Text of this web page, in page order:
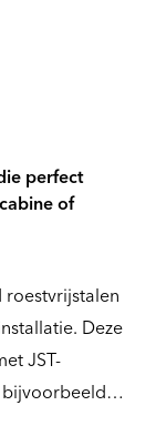
perfect
of
Deze
JST-